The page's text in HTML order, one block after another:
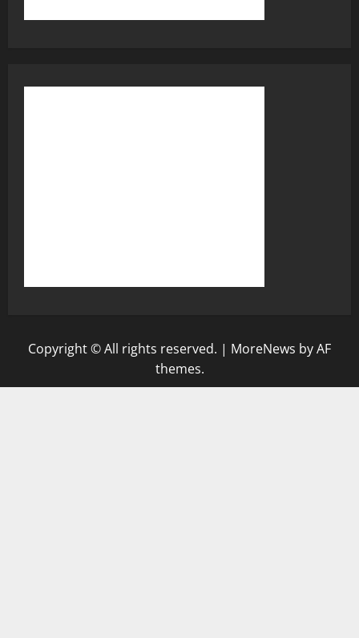
Copyright © All rights reserved. | MoreNews by AF
themes.